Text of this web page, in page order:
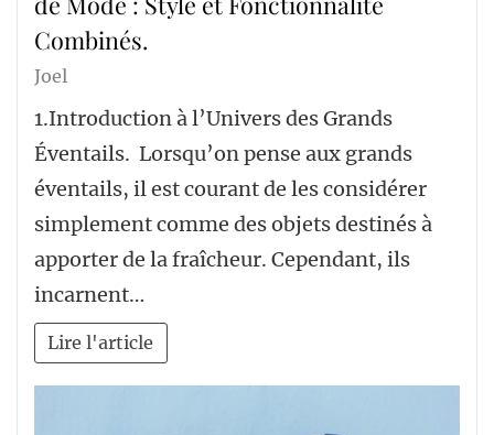
Combinés.
Joel
1.Introduction à l’Univers des Grands
Éventails. Lorsqu’on pense aux grands
éventails, il est courant de les considérer
simplement comme des objets destinés à
apporter de la fraîcheur. Cependant, ils
incarnent…
Lire l'article